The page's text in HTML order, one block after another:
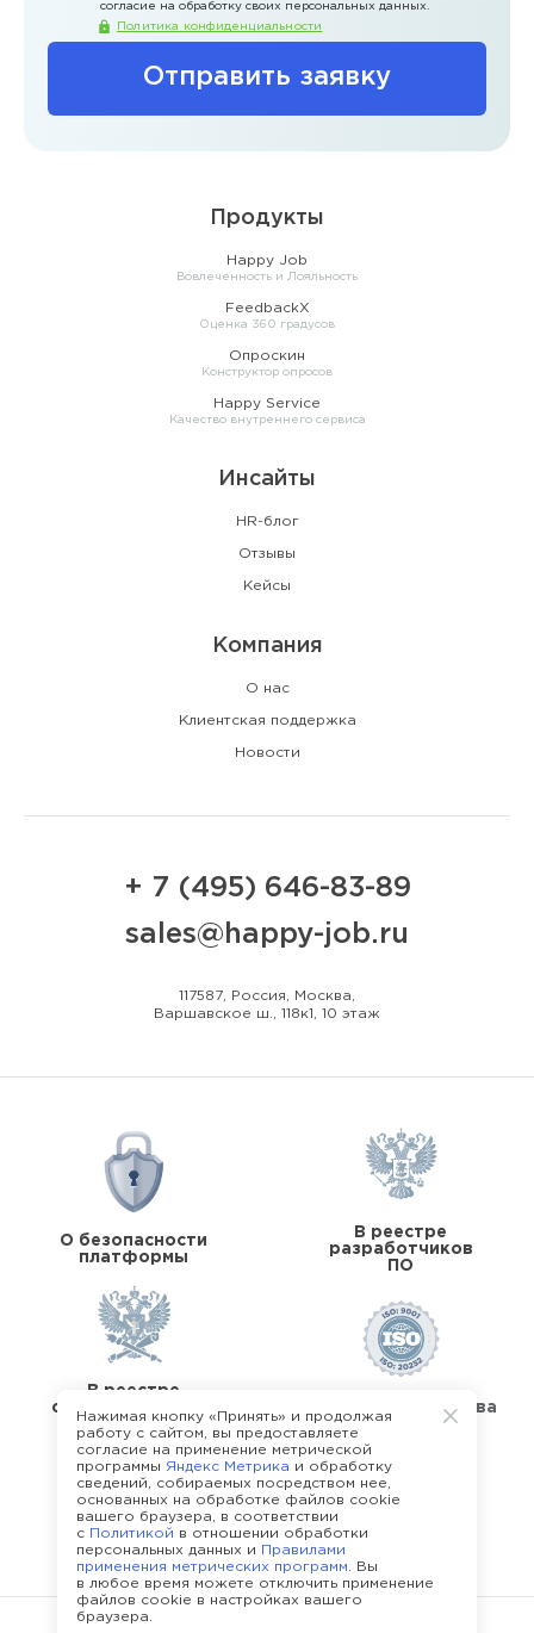
Отправить заявку
согласие на обработку своих персональных данных.
Политика конфиденциальности
Продукты
Happy Job
Вовлеченность и Лояльность
FeedbackX
Оценка 360 градусов
Опроскин
Конструктор опросов
Happy Service
Качество внутреннего сервиса
Инсайты
HR-блог
Отзывы
Кейсы
Компания
О нас
Клиентская поддержка
Новости
+ 7 (495) 646-83-89
sales@happy-job.ru
117587, Россия, Москва,
Варшавское ш., 118к1, 10 этаж
О безопасности
платформы
В реестре
разработчиков
ПО
В реестре
операторов перс.
данных
Стандарты качества
О команде Happy Job
Нажимая кнопку «Принять» и продолжая
работу с сайтом, вы предоставляете
согласие на применение метрической
программы Яндекс Метрика и обработку
сведений, собираемых посредством нее,
основанных на обработке файлов cookie
вашего браузера, в соответствии
с Политикой в отношении обработки
персональных данных и
Правилами
применения метрических программ . Вы
в любое время можете отключить применение
файлов cookie в настройках вашего
браузера.